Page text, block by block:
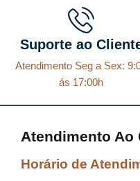
Suporte ao
Atendimento Seg a Sex:
ás 17:00h
Atendimento Ao
Horário de